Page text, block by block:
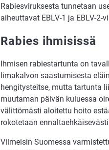
Rabiesviruksesta tunnetaan
aiheuttavat EBLV-1 ja EBLV-2-
Rabies ihmisissä
Ihmisen rabiestartunta on
limakalvon saastumisesta
hengitysteitse, mutta tartunta
muutaman päivän kuluessa
välittömästi aloitettu hoito
rokotetaan
Viimeisin Suomessa